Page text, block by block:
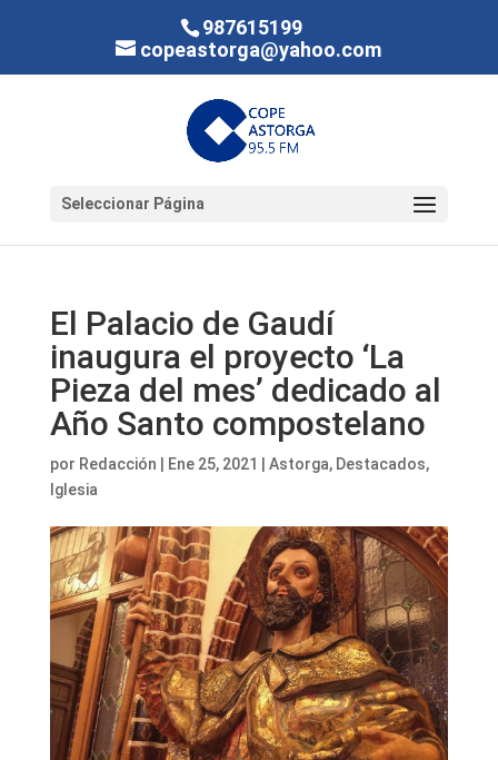
987615199
copeastorga@yahoo.com
Seleccionar Página
El Palacio de Gaudí
inaugura el proyecto ‘La
Pieza del mes’ dedicado al
Año Santo compostelano
por Redacción Ene 25, 2021 Astorga, Destacados,
Iglesia